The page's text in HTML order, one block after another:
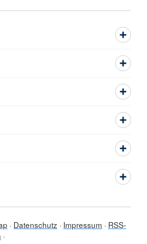
Datenschutz Impressum
RSS-